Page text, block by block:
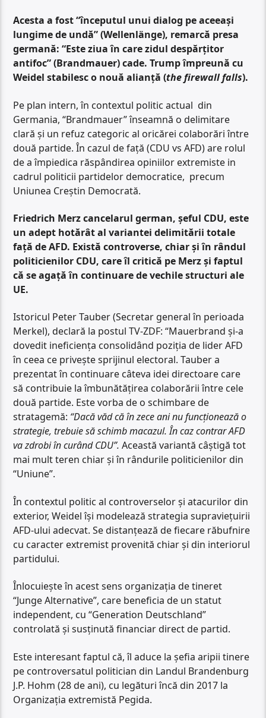
Acesta a fost “începutul unui dialog pe aceeași
lungime de undă” (Wellenlänge), remarcă presa
germană: “Este ziua în care zidul despărțitor
antifoc” (Brandmauer) cade. Trump împreună cu
Weidel stabilesc o nouă alianță (the firewall falls).
Pe plan intern, în contextul politic actual din
Germania, “Brandmauer” înseamnă o delimitare
clară și un refuz categoric al oricărei colaborări între
două partide. În cazul de față (CDU vs AFD) are rolul
de a împiedica răspândirea opiniilor extremiste in
cadrul politicii partidelor democratice, precum
Uniunea Creștin Democrată.
Friedrich Merz cancelarul german, șeful CDU, este
un adept hotărât al variantei delimitării totale
față de AFD. Există controverse, chiar și în rândul
politicienilor CDU, care îl critică pe Merz și faptul
că se agață în continuare de vechile structuri ale
UE.
Istoricul Peter Tauber (Secretar general în perioada
Merkel), declară la postul TV-ZDF: “Mauerbrand și-a
dovedit ineficiența consolidând poziția de lider AFD
în ceea ce privește sprijinul electoral. Tauber a
prezentat în continuare câteva idei directoare care
să contribuie la îmbunătățirea colaborării între cele
două partide. Este vorba de o schimbare de
stratagemă: “Dacă văd că în zece ani nu funcționează o
strategie, trebuie să schimb macazul. În caz contrar AFD
va zdrobi în curând CDU”. Această variantă câștigă tot
mai mult teren chiar și în rândurile politicienilor din
“Uniune”.
În contextul politic al controverselor și atacurilor din
exterior, Weidel își modelează strategia supraviețuirii
AFD-ului adecvat. Se distanțează de fiecare răbufnire
cu caracter extremist provenită chiar și din interiorul
partidului.
Înlocuiește în acest sens organizația de tineret
“Junge Alternative”, care beneficia de un statut
independent, cu “Generation Deutschland”
controlată și susținută financiar direct de partid.
Este interesant faptul că, îl aduce la șefia aripii tinere
pe controversatul politician din Landul Brandenburg
J.P. Hohm (28 de ani), cu legături încă din 2017 la
Organizația extremistă Pegida.